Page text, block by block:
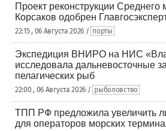
Проект реконструкции Среднего
Корсаков одобрен
22:15 , 06 Августа 2026 / порты
Экспедиция ВНИРО на НИС
исследовала дальневосточные
пелагических рыб
22:00 , 06 Августа 2026 / рыболовство
ТПП РФ предложила увеличить
для операторов морских